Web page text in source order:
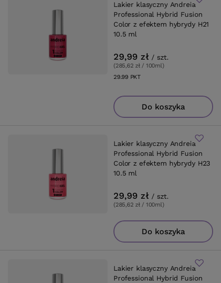
Lakier klasyczny Andreia
Professional Hybrid Fusion
Color z efektem hybrydy H21
10.5 ml
29,99 zł / szt.
(285,62 zł / 100ml)
29.99PKTpunktów
Do koszyka
Lakier klasyczny Andreia
Professional Hybrid Fusion
Color z efektem hybrydy H23
10.5 ml
29,99 zł / szt.
(285,62 zł / 100ml)
Do koszyka
Lakier klasyczny Andreia
Professional Hybrid Fusion